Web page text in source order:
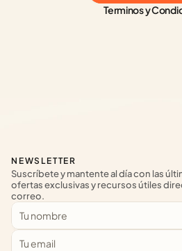
Terminos y
NEWSLETTER
Suscríbete y mantente al día con las
ofertas exclusivas y recursos útiles
correo.